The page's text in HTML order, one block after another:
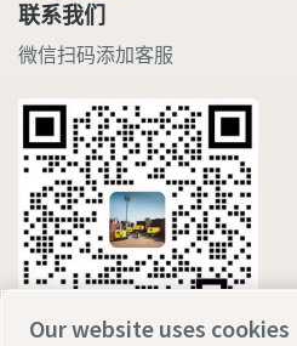
联系我们
微信扫码添加客服
Our website uses cookies